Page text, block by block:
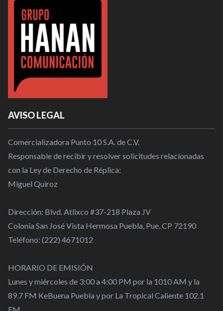
AVISO LEGAL
Comercializadora Punto 10 S.A. de C.V.
Responsable de recibir y resolver solicitudes relacionadas
con la Ley de Derecho de Réplica:
Miguel Quiroz
Dirección: Blvd. Atlixco #37-218 Plaza JV
Colonia San José Vista Hermosa Puebla, Pue. CP 72190
Teléfono: (222) 4671012
HORARIO DE EMISIÓN
Lunes y miércoles de 3:00 a 4:00 PM por la 1010 AM y la
89.7 FM KeBuena Puebla y por La Tropical Caliente 102.1